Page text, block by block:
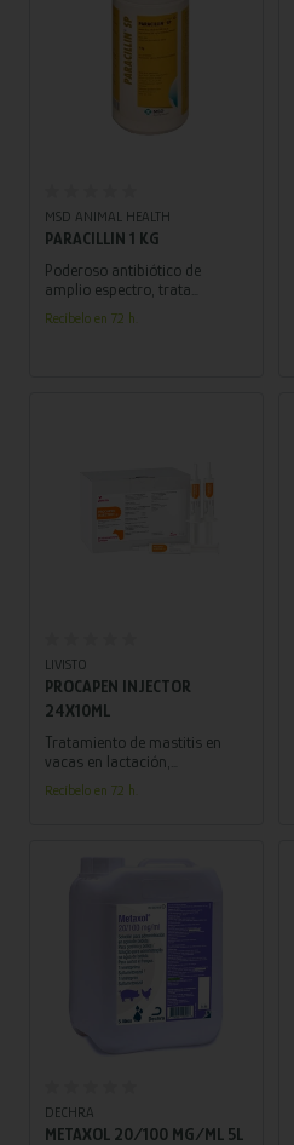
MSD ANIMAL HEALTH
PARACILLIN 1 KG
Poderoso antibiótico de
amplio espectro, trata
infecciones respiratorias y
gastrointestinales entre otras.
Recíbelo en 72 h.
LIVISTO
PROCAPEN INJECTOR
24X10ML
Tratamiento de mastitis en
vacas en lactación,
producidas por estafilococos
y estreptococos sensibles a la
Recíbelo en 72 h.
DECHRA
METAXOL 20/100 MG/ML 5L